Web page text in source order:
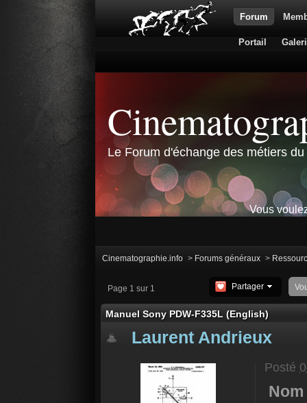
Forum
Portail
Le Forum d'échange des métiers
Vous
Cinematographie.info > Forums généraux >
Page 1 sur 1 Partager
Manuel Sony PDW-F335L (English)
Laurent Andrieux
Posté